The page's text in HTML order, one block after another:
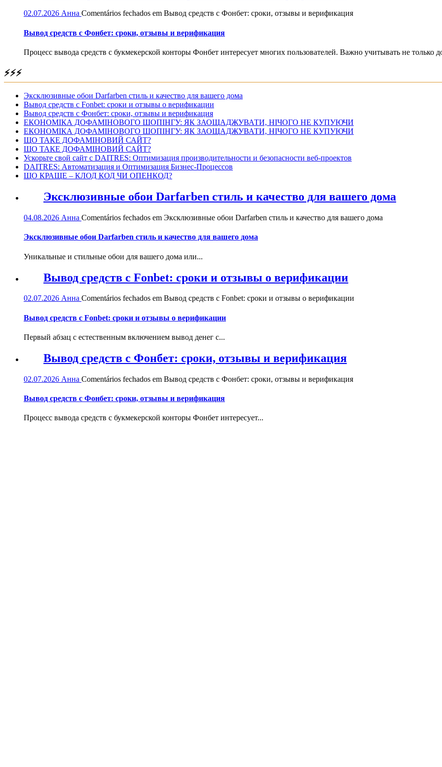
02.07.2026 Анна Comentários fechados em Вывод средств с Фонбет: сроки, отзывы и верификация
Вывод средств с Фонбет: сроки, отзывы и верификация
Процесс вывода средств с букмекерской конторы Фонбет интересует многих пользователей. Важно учитывать не только
⚡⚡⚡
Эксклюзивные обои Darfarben стиль и качество для вашего дома
Вывод средств с Fonbet: сроки и отзывы о верификации
Вывод средств с Фонбет: сроки, отзывы и верификация
ЕКОНОМІКА ДОФАМІНОВОГО ШОПІНГУ: ЯК ЗАОЩАДЖУВАТИ, НІЧОГО НЕ КУПУЮЧИ
ЕКОНОМІКА ДОФАМІНОВОГО ШОПІНГУ: ЯК ЗАОЩАДЖУВАТИ, НІЧОГО НЕ КУПУЮЧИ
ЩО ТАКЕ ДОФАМІНОВИЙ САЙТ?
ЩО ТАКЕ ДОФАМІНОВИЙ САЙТ?
Ускорьте свой сайт с DAITRES: Оптимизация производительности и безопасности веб-проектов
DAITRES: Автоматизация и Оптимизация Бизнес-Процессов
ЩО КРАЩЕ – КЛОД КОД ЧИ ОПЕНКОД?
Эксклюзивные обои Darfarben стиль и качество для вашего дома
04.08.2026 Анна Comentários fechados em Эксклюзивные обои Darfarben стиль и качество для вашего дома
Эксклюзивные обои Darfarben стиль и качество для вашего дома
Уникальные и стильные обои для вашего дома или...
Вывод средств с Fonbet: сроки и отзывы о верификации
02.07.2026 Анна Comentários fechados em Вывод средств с Fonbet: сроки и отзывы о верификации
Вывод средств с Fonbet: сроки и отзывы о верификации
Первый абзац с естественным включением вывод денег с...
Вывод средств с Фонбет: сроки, отзывы и верификация
02.07.2026 Анна Comentários fechados em Вывод средств с Фонбет: сроки, отзывы и верификация
Вывод средств с Фонбет: сроки, отзывы и верификация
Процесс вывода средств с букмекерской конторы Фонбет интересует...